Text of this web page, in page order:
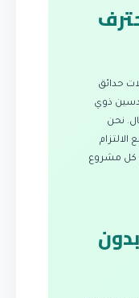
حدائق
ذوي
نحن
كل مشروع